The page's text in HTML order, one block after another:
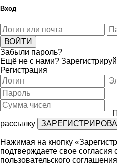
Вход
Забыли пароль?
Ещё не с нами?
Регистрация
рассылку
Нажимая на кнопку
подтверждаете свое согласия
пользовательского соглашения